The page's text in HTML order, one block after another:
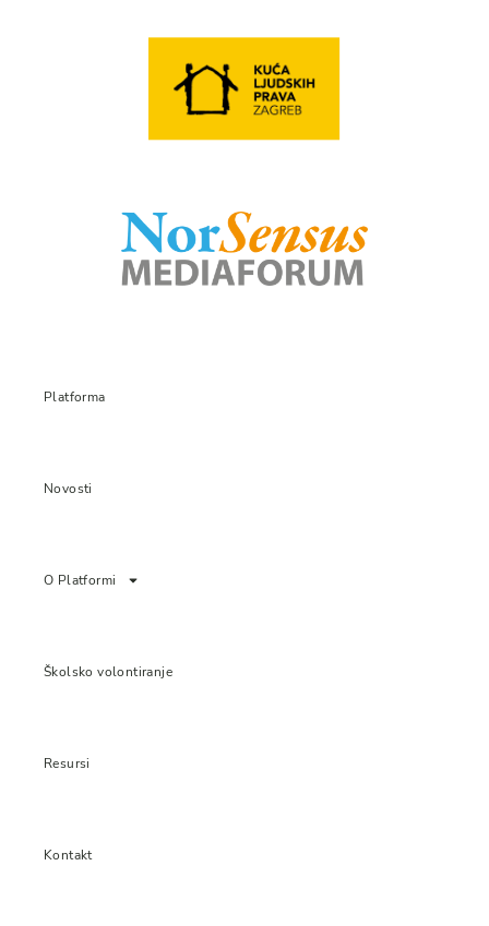
Platforma
Novosti
O Platformi
Školsko volontiranje
Resursi
Kontakt